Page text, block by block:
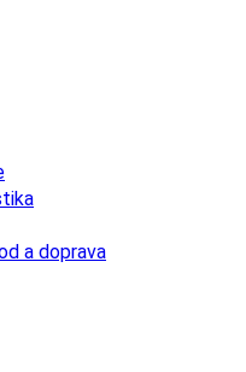
a doprava